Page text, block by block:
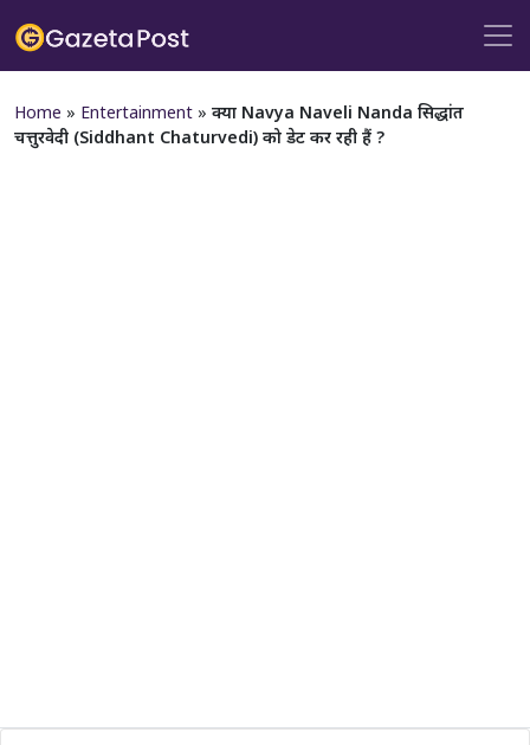
Home » Entertainment » क्या Navya Naveli Nanda सिद्धांत
चत्तुरवेदी (Siddhant Chaturvedi) को डेट कर रही हैं ?